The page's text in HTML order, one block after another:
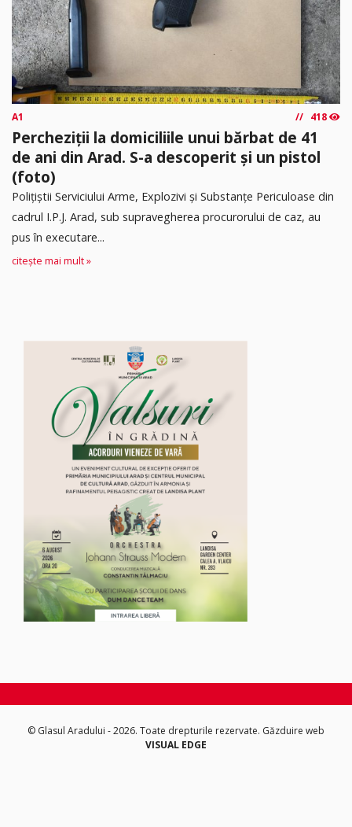
A1 418
Percheziții la domiciliile unui bărbat de 41
de ani din Arad. S-a descoperit și un pistol
(foto)
Polițiștii Serviciului Arme, Explozivi și Substanțe Periculoase din
cadrul I.P.J. Arad, sub supravegherea procurorului de caz, au
pus în executare...
citește mai mult »
© Glasul Aradului - 2026. Toate drepturile rezervate. Găzduire web
VISUAL EDGE